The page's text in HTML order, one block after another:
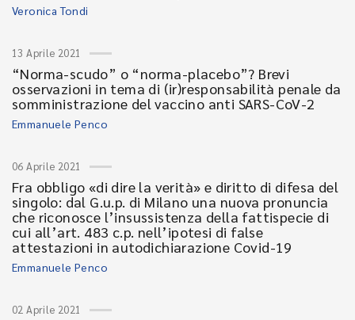
Veronica Tondi
13 Aprile 2021
“Norma-scudo” o “norma-placebo”? Brevi
osservazioni in tema di (ir)responsabilità penale da
somministrazione del vaccino anti SARS-CoV-2
Emmanuele Penco
06 Aprile 2021
Fra obbligo «di dire la verità» e diritto di difesa del
singolo: dal G.u.p. di Milano una nuova pronuncia
che riconosce l’insussistenza della fattispecie di
cui all’art. 483 c.p. nell’ipotesi di false
attestazioni in autodichiarazione Covid-19
Emmanuele Penco
02 Aprile 2021